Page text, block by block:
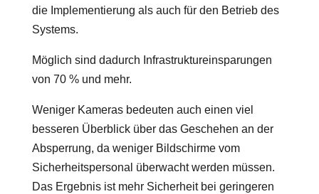
die Implementierung als auch für den Betrieb des
Systems.
Möglich sind dadurch Infrastruktureinsparungen
von 70 % und mehr.
Weniger Kameras bedeuten auch einen viel
besseren Überblick über das Geschehen an der
Absperrung, da weniger Bildschirme vom
Sicherheitspersonal überwacht werden müssen.
Das Ergebnis ist mehr Sicherheit bei geringeren